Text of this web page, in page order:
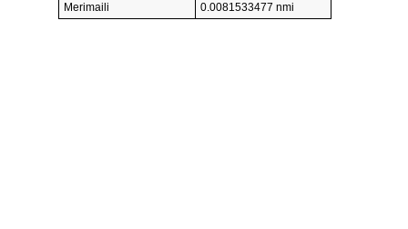
Merimaili
0.0081533477 nmi